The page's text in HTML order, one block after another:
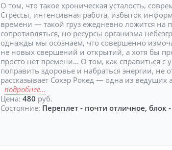
О том, что такое хроническая усталость,
Стрессы, интенсивная работа, избыток
времени ― такой груз ежедневно ложится
сопротивляться, но ресурсы организма
однажды мы осознаем, что совершенно
не новых свершений и открытий, а хотя бы
просто нет времени… О том, как справиться с
поправить здоровье и набраться энергии, не
рассказывает Сохэр Рокед ― одна из ведущих
подробнее...
Цена:480 руб.
Состояние: Переплет - почти отличное, блок